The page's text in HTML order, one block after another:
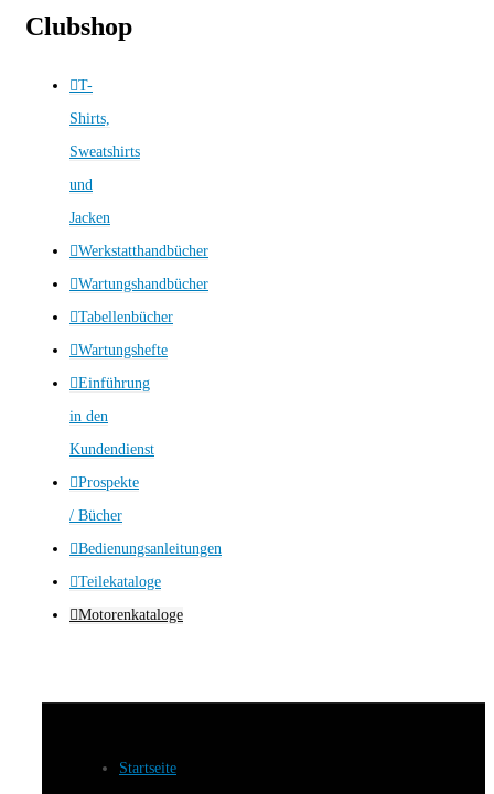
Clubshop
T-
Shirts,
Sweatshirts
und
Jacken
Werkstatthandbücher
Wartungshandbücher
Tabellenbücher
Wartungshefte
Einführung
in den
Kundendienst
Prospekte
/ Bücher
Bedienungsanleitungen
Teilekataloge
Motorenkataloge
Startseite